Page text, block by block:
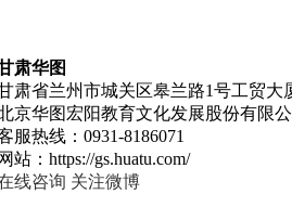
肃华图
肃省兰州市城关区皋兰路1号工贸大
京华图宏阳教育文化发展股份有限
服热线： 0931-8186071
网站： https://gs.huatu.com/
线咨询 关注微博